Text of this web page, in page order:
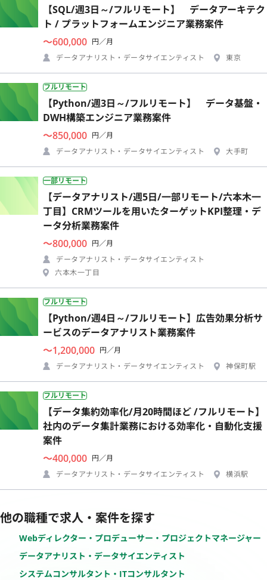
【SQL/週3日～/フルリモート】 データアーキテク
ト / プラットフォームエンジニア業務案件
〜600,000 円／月
データアナリスト・データサイエンティスト
東京
フルリモート
【Python/週3日～/フルリモート】 データ基盤・
DWH構築エンジニア業務案件
〜850,000 円／月
データアナリスト・データサイエンティスト
大手町
一部リモート
【データアナリスト/週5日/一部リモート/六本木一
丁目】CRMツールを用いたターゲットKPI整理・デ
ータ分析業務案件
〜800,000 円／月
データアナリスト・データサイエンティスト
六本木一丁目
フルリモート
【Python/週4日～/フルリモート】広告効果分析サ
ービスのデータアナリスト業務案件
〜1,200,000 円／月
データアナリスト・データサイエンティスト
神保町駅
フルリモート
【データ集約効率化/月20時間ほど /フルリモート】
社内のデータ集計業務における効率化・自動化支援
案件
〜400,000 円／月
データアナリスト・データサイエンティスト
横浜駅
他の職種で求人・案件を探す
Webディレクター・プロデューサー・プロジェクトマネージャー
データアナリスト・データサイエンティスト
システムコンサルタント・ITコンサルタント